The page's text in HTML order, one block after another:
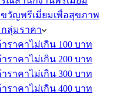
วัญพรีเมี่ยมเพื่อสุขภาพ
ลุ่มราคา
ราคาไม่เกิน 100 บาท
ราคาไม่เกิน 200 บาท
ราคาไม่เกิน 300 บาท
ราคาไม่เกิน 400 บาท